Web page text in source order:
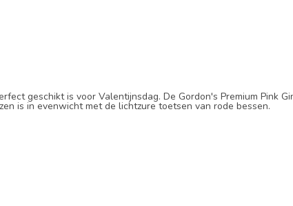
geschikt is voor Valentijnsdag. De Gordon's Premium Pink
is in evenwicht met de lichtzure toetsen van rode bessen.